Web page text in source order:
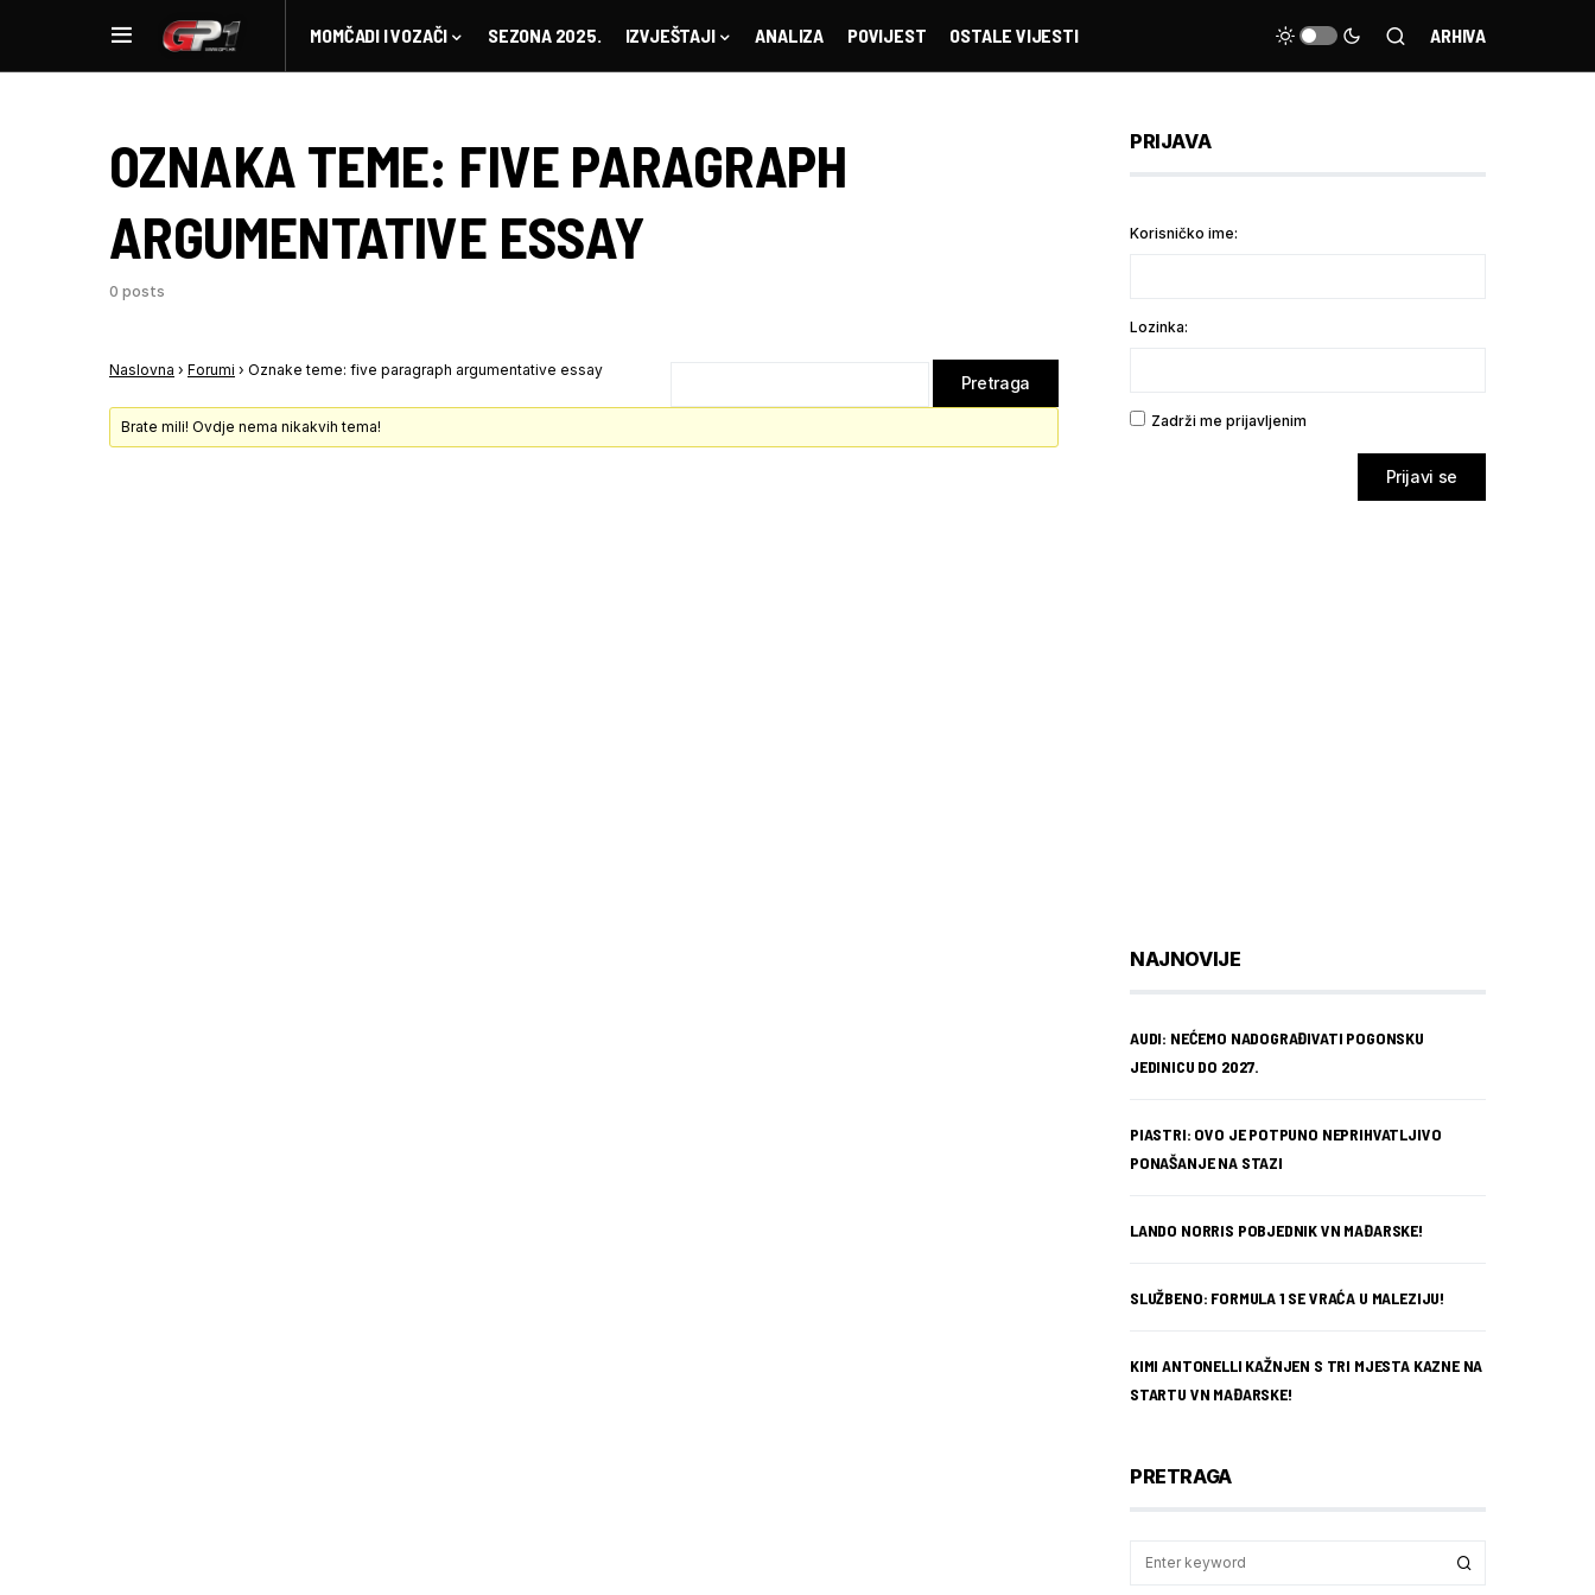
MOMČADI I VOZAČI SEZONA 2025. IZVJEŠTAJI ANALIZA POVIJEST OSTALE VIJESTI ARHIVA
OZNAKA TEME: FIVE PARAGRAPH
ARGUMENTATIVE ESSAY
0 posts
Naslovna › Forumi › Oznake teme: five paragraph argumentative essay
Brate mili! Ovdje nema nikakvih tema!
PRIJAVA
Korisničko ime:
Lozinka:
Zadrži me prijavljenim
Prijavi se
NAJNOVIJE
AUDI: NEĆEMO NADOGRAĐIVATI POGONSKU
JEDINICU DO 2027.
PIASTRI: OVO JE POTPUNO NEPRIHVATLJIVO
PONAŠANJE NA STAZI
LANDO NORRIS POBJEDNIK VN MAĐARSKE!
SLUŽBENO: FORMULA 1 SE VRAĆA U MALEZIJU!
KIMI ANTONELLI KAŽNJEN S TRI MJESTA KAZNE NA
STARTU VN MAĐARSKE!
PRETRAGA